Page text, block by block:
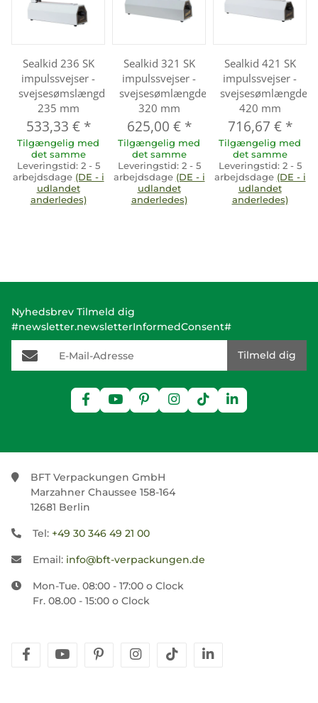
Sealkid 236 SK
impulssvejser -
svejsesømslængde
235 mm
533,33 € *
Tilgængelig med
det samme
Leveringstid: 2 - 5
arbejdsdage (DE - i
udlandet
anderledes)
Sealkid 321 SK
impulssvejser -
svejsesømlængde
320 mm
625,00 € *
Tilgængelig med
det samme
Leveringstid: 2 - 5
arbejdsdage (DE - i
udlandet
anderledes)
Sealkid 421 SK
impulssvejser -
svejsesømlængde
420 mm
716,67 € *
Tilgængelig med
det samme
Leveringstid: 2 - 5
arbejdsdage (DE - i
udlandet
anderledes)
Nyhedsbrev Tilmeld dig
#newsletter.newsletterInformedConsent#
E-Mail-Adresse
Tilmeld dig
BFT Verpackungen GmbH
Marzahner Chaussee 158-164
12681 Berlin
Tel: +49 30 346 49 21 00
Email: info@bft-verpackungen.de
Mon-Tue. 08:00 - 17:00 o Clock
Fr. 08.00 - 15:00 o Clock
facebookyoutubepinterestinstagram
tiktok